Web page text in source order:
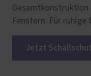
Gesamtkonstruktion
Fenstern. Für ruhige
Jetzt